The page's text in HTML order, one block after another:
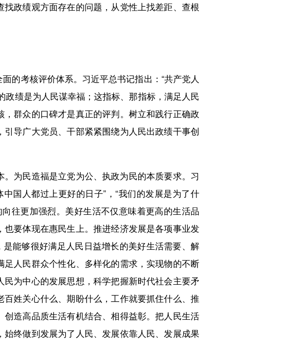
找政绩观方面存在的问题，从党性上找差距、查根
考核评价体系。习近平总书记指出：“共产党人
政绩是为人民谋幸福；这指标、那指标，满足人民
群众的口碑才是真正的评判。树立和践行正确政
导广大党员、干部紧紧围绕为人民出政绩干事创
为民造福是立党为公、执政为民的本质要求。习
国人都过上更好的日子”，“我们的发展是为了什
往更加强烈。美好生活不仅意味着更高的生活品
要体现在惠民生上。推进经济发展是各项事业发
能够很好满足人民日益增长的美好生活需要、解
人民群众个性化、多样化的需求，实现物的不断
为中心的发展思想，科学把握新时代社会主要矛
姓关心什么、期盼什么，工作就要抓住什么、推
造高品质生活有机结合、相得益彰。把人民生活
终做到发展为了人民、发展依靠人民、发展成果